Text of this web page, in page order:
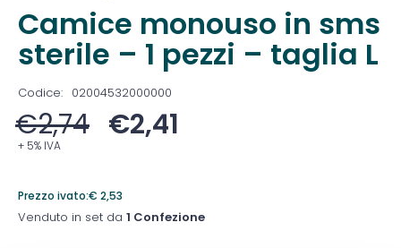
Camice monouso in sms
sterile – 1 pezzi – taglia L
Codice: 02004532000000
€2,74 €2,41
+ 5% IVA
Prezzo ivato:€ 2,53
Venduto in set da 1 Confezione